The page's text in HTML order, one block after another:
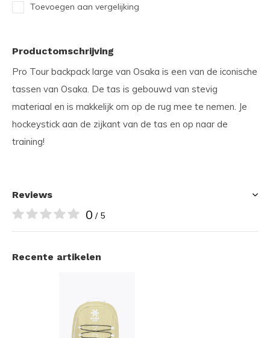
Toevoegen aan vergelijking
Productomschrijving
Pro Tour backpack large van Osaka is een van de iconische
tassen van Osaka. De tas is gebouwd van stevig
materiaal en is makkelijk om op de rug mee te nemen. Je
hockeystick aan de zijkant van de tas en op naar de
training!
Reviews
0 / 5
Recente artikelen